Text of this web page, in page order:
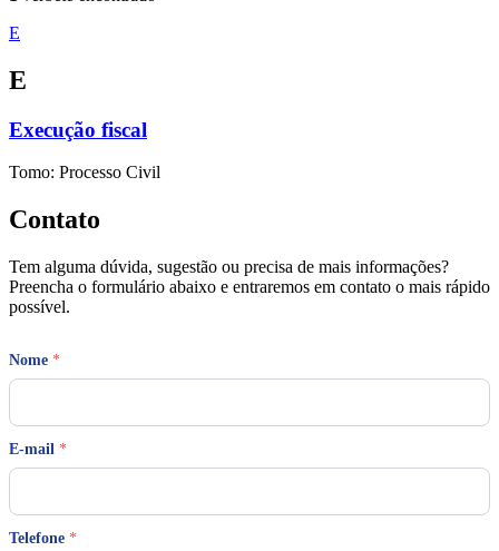
E
E
Execução fiscal
Tomo: Processo Civil
Contato
Tem alguma dúvida, sugestão ou precisa de mais informações?
Preencha o formulário abaixo e entraremos em contato o mais rápido
possível.
Nome *
E-mail *
Telefone *